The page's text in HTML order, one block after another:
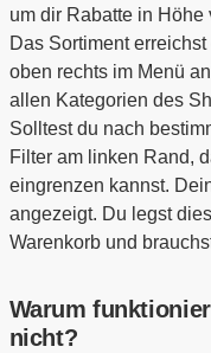
um dir Rabatte in
Das Sortiment
oben rechts im Menü
allen Kategorien des
Solltest du nach
Filter am linken Rand,
eingrenzen kannst.
angezeigt. Du legst
Warenkorb und
Warum
nicht?